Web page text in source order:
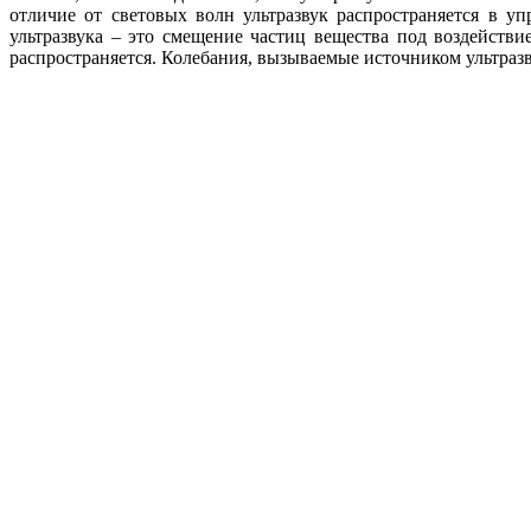
отличие от световых волн ультразвук распространяется в
ультразвука – это смещение частиц вещества под
распространяется. Колебания, вызываемые источником